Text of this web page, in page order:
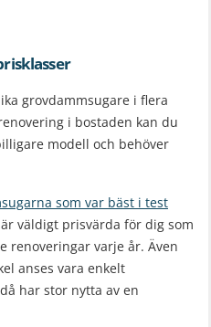
grovdammsugare i flera
i bostaden kan du
modell och behöver
som var bäst i test
väldigt prisvärda för dig som
renoveringar varje år. Även
anses vara enkelt
har stor nytta av en